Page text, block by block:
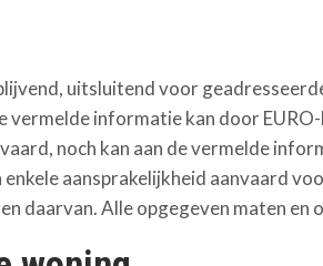
uitsluitend voor
vermelde informatie kan door
noch kan aan de vermelde
aansprakelijkheid aanvaard
daarvan. Alle opgegeven maten en